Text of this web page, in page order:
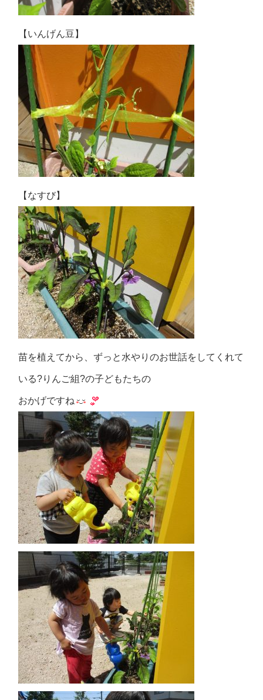
【いんげん豆】
【なすび】
苗を植えてから、ずっと水やりのお世話をしてくれて
いる?りんご組?の子どもたちの
おかげですね